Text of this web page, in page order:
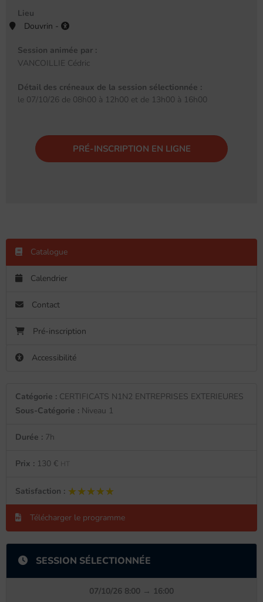
Lieu
Douvrin -
Session animée par :
VANCOILLIE Cédric
Détail des créneaux de la session sélectionnée :
le 07/10/26 de 08h00 à 12h00 et de 13h00 à 16h00
PRÉ-INSCRIPTION EN LIGNE
Catalogue
Calendrier
Contact
Pré-inscription
Accessibilité
Catégorie : CERTIFICATS N1N2 ENTREPRISES EXTERIEURES
Sous-Catégorie : Niveau 1
Durée : 7h
Prix : 130 € HT
Satisfaction : ★★★★★
★★★★★
Télécharger le programme
SESSION SÉLECTIONNÉE
07/10/26 8:00 → 16:00